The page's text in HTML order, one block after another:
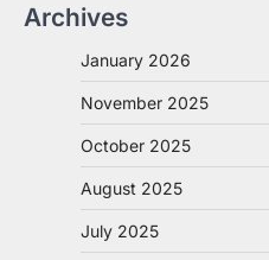
Archives
January 2026
November 2025
October 2025
August 2025
July 2025